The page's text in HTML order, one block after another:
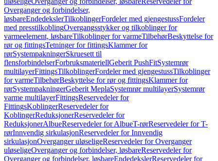
Overganger og forbindelser,
løsbareEndedekslerTilkoblingerFordeler med gjengestussFordeler
med presstilkoblingOvergangsstykker og tilkoblinger for
varmeelement, løsbareTilkoblinger for varmeTilbehørBeskyttelse for
rør og fittingsTetninger for fittingsKlammer for
rørSystempakningerSkruesett til
flensforbindelserForbruksmateriellGeberit PushFitSystemrør
multilayerFittingsTilkoblingerFordeler med gjengestussTilkoblinger
for varmeTilbehørBeskyttelse for rør og fittingsKlammer for
rørSystempakningerGeberit MeplaSystemrør multilayerSystemrør
varme multilayerFittingsReservedeler for
FittingsKoblingerReservedeler for
KoblingerReduksjonerReservedeler for
ReduksjonerAlbueReservedeler for AlbueT-rørReservedeler for T-
rørInnvendig sirkulasjonReservedeler for Innvendig
sirkulasjonOverganger uløseligeReservedeler for Overganger
uløseligeOverganger og forbindelser, løsbareReservedeler for
Overganger og forbindelser, løsbareEndedekslerReservedeler for